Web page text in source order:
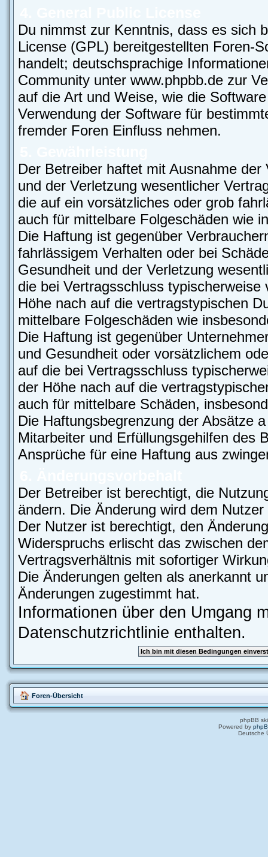
Du nimmst zur Kenntnis, dass es sich
License (GPL) bereitgestellten Foren-
handelt; deutschsprachige
Community unter www.phpbb.de zur
auf die Art und Weise, wie die
Verwendung der Software für
fremder Foren Einfluss nehmen.
Der Betreiber haftet mit Ausnahme
und der Verletzung wesentlicher
die auf ein vorsätzliches oder grob
auch für mittelbare Folgeschäden wie
Die Haftung ist gegenüber
fahrlässigem Verhalten oder bei
Gesundheit und der Verletzung
die bei Vertragsschluss
Höhe nach auf die vertragstypischen
mittelbare Folgeschäden wie
Die Haftung ist gegenüber
und Gesundheit oder vorsätzlichem
auf die bei Vertragsschluss
der Höhe nach auf die
auch für mittelbare Schäden,
Die Haftungsbegrenzung der Absätze
Mitarbeiter und Erfüllungsgehilfen des
Ansprüche für eine Haftung aus
Der Betreiber ist berechtigt, die
ändern. Die Änderung wird dem
Der Nutzer ist berechtigt, den
Widerspruchs erlischt das zwischen
Vertragsverhältnis mit sofortiger
Die Änderungen gelten als anerkannt
Änderungen zugestimmt hat.
Informationen über den Umgang
Datenschutzrichtlinie enthalten.
Foren-Übersicht
phpBB
Powered by
Deutsche